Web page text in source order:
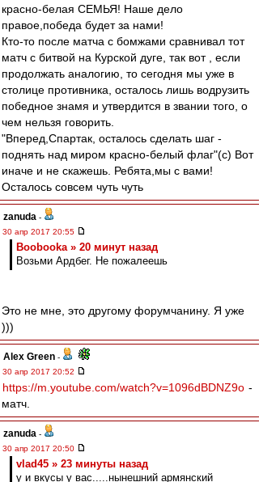
красно-белая СЕМЬЯ! Наше дело
правое,победа будет за нами!
Кто-то после матча с бомжами сравнивал тот
матч с битвой на Курской дуге, так вот , если
продолжать аналогию, то сегодня мы уже в
столице противника, осталось лишь водрузить
победное знамя и утвердится в звании того, о
чем нельзя говорить.
"Вперед,Спартак, осталось сделать шаг -
поднять над миром красно-белый флаг"(с) Вот
иначе и не скажешь. Ребята,мы с вами!
Осталось совсем чуть чуть
zanuda -
30 апр 2017 20:55
Boobooka » 20 минут назад
Возьми Ардбег. Не пожалеешь
Это не мне, это другому форумчанину. Я уже
)))
Alex Green -
30 апр 2017 20:52
https://m.youtube.com/watch?v=1096dBDNZ9o -
матч.
zanuda -
30 апр 2017 20:50
vlad45 » 23 минуты назад
у и вкусы у вас.....нынешний армянский